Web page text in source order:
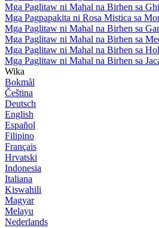
Mga Paglitaw ni Mahal na Birhen sa
Mga Pagpapakita ni Rosa Mistica sa
Mga Paglitaw ni Mahal na Birhen sa
Mga Paglitaw ni Mahal na Birhen sa
Mga Paglitaw ni Mahal na Birhen sa
Mga Paglitaw ni Mahal na Birhen sa
Wika
Bokmål
Čeština
Deutsch
English
Español
Filipino
Français
Hrvatski
Indonesia
Italiana
Kiswahili
Magyar
Melayu
Nederlands